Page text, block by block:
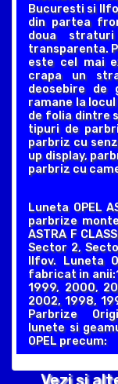
Bucuresti si
din partea
doua
transparenta.
este cel mai
crapa un
deosebire de
ramane la
de folia dintre
tipuri de
parbriz cu
up display,
parbriz cu
Luneta OPEL
parbrize
ASTRA F
Sector 2,
Ilfov. Luneta
fabricat in
1999, 2000,
2002, 1998,
Parbrize
lunete si
OPEL precum: